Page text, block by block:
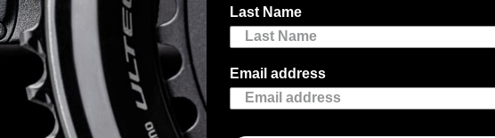
Last Name
Email address